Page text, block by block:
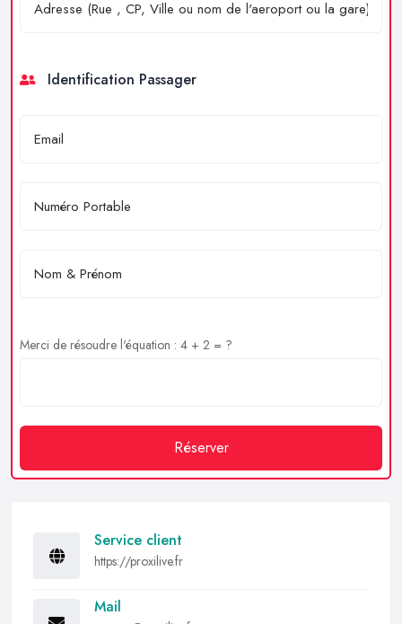
Identification Passager
Merci de résoudre l'équation : 4 + 2 = ?
Réserver
Service client
https://proxilive.fr
Mail